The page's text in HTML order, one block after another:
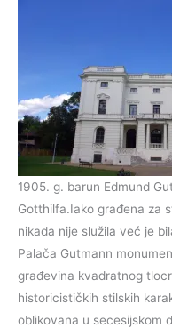
1905. g. barun Edmund
Gotthilfa.Iako građena za
nikada nije služila već je
Palača Gutmann
građevina kvadratnog
historicističkih stilskih
oblikovana u secesijskom